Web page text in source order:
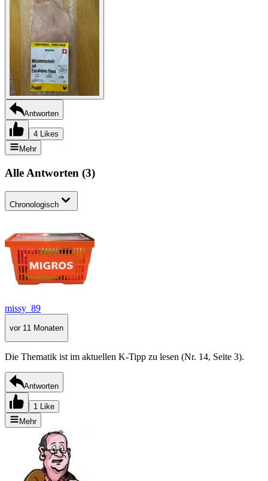
Antworten
4 Likes
Mehr
Alle Antworten (3)
Chronologisch
missy_89
vor 11 Monaten
Die Thematik ist im aktuellen K-Tipp zu lesen (Nr. 14, Seite 3).
Antworten
1 Like
Mehr